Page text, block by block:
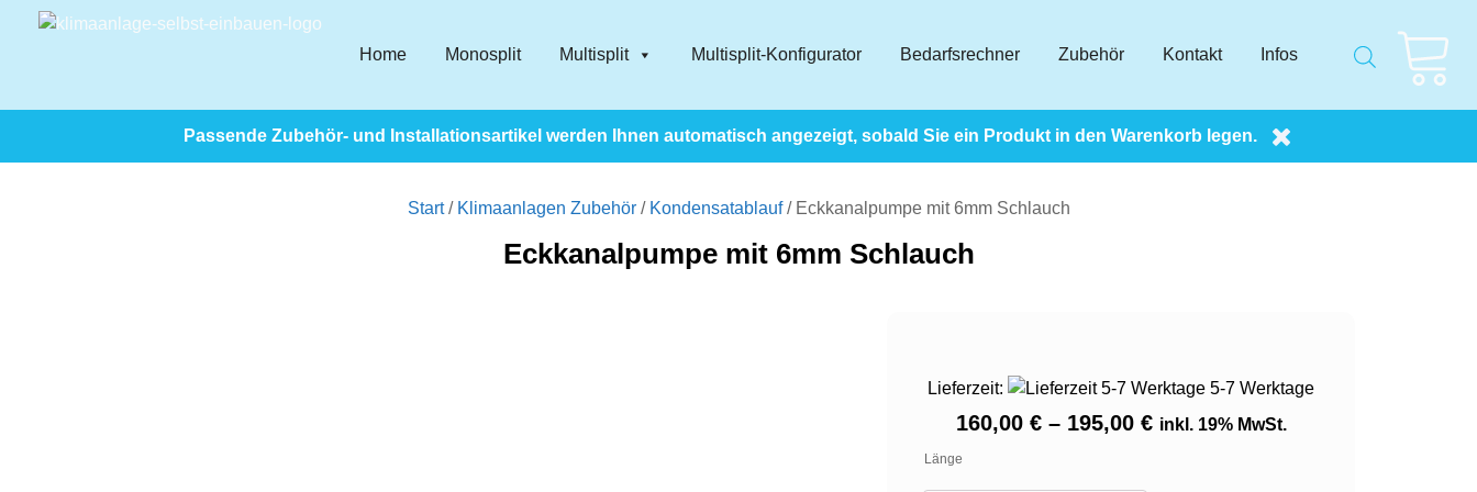
Home Monosplit Multisplit Multisplit-Konfigurator Bedarfsrechner Zubehör Kontakt Infos
Passende Zubehör- und Installationsartikel werden Ihnen automatisch angezeigt, sobald Sie ein Produkt in den Warenkorb legen.
Start/ Klimaanlagen Zubehör/ Kondensatablauf/ Eckkanalpumpe mit 6mm Schlauch
Eckkanalpumpe mit 6mm Schlauch
Lieferzeit: 5-7 Werktage
160,00 € – 195,00 €Preisspanne:
inkl. 19% MwSt.
Länge